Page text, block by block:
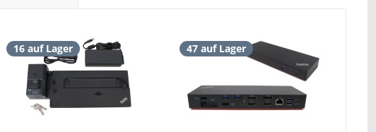
16 auf Lager 47 auf Lager